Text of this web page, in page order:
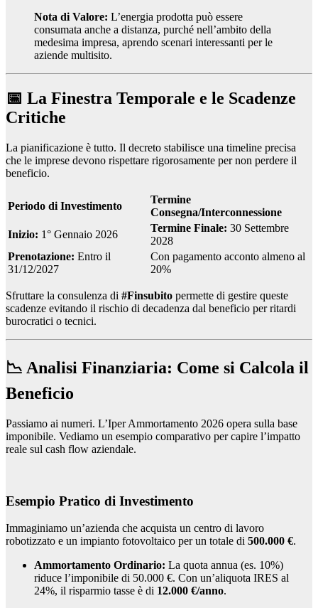
Nota di Valore: L’energia prodotta può essere
consumata anche a distanza, purché nell’ambito della
medesima impresa, aprendo scenari interessanti per le
aziende multisito.
📅 La Finestra Temporale e le Scadenze
Critiche
La pianificazione è tutto. Il decreto stabilisce una timeline precisa
che le imprese devono rispettare rigorosamente per non perdere il
beneficio.
Periodo di Investimento
Termine
Consegna/Interconnessione
Inizio: 1° Gennaio 2026
Termine Finale: 30 Settembre
2028
Prenotazione: Entro il
31/12/2027
Con pagamento acconto almeno al
20%
Sfruttare la consulenza di #Finsubito permette di gestire queste
scadenze evitando il rischio di decadenza dal beneficio per ritardi
burocratici o tecnici.
📉 Analisi Finanziaria: Come si Calcola il
Beneficio
Passiamo ai numeri. L’Iper Ammortamento 2026 opera sulla base
imponibile. Vediamo un esempio comparativo per capire l’impatto
reale sul cash flow aziendale.
Esempio Pratico di Investimento
Immaginiamo un’azienda che acquista un centro di lavoro
robotizzato e un impianto fotovoltaico per un totale di 500.000 €.
Ammortamento Ordinario: La quota annua (es. 10%)
riduce l’imponibile di 50.000 €. Con un’aliquota IRES al
24%, il risparmio tasse è di 12.000 €/anno.